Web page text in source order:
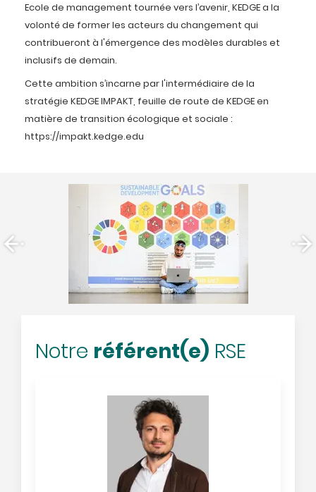
Ecole de management tournée vers l’avenir, KEDGE a la
volonté de former les acteurs du changement qui
contribueront à l'émergence des modèles durables et
inclusifs de demain.
Cette ambition s’incarne par l'intermédiaire de la
stratégie KEDGE IMPAKT, feuille de route de KEDGE en
matière de transition écologique et sociale :
https://impakt.kedge.edu
Notre référent(e) RSE